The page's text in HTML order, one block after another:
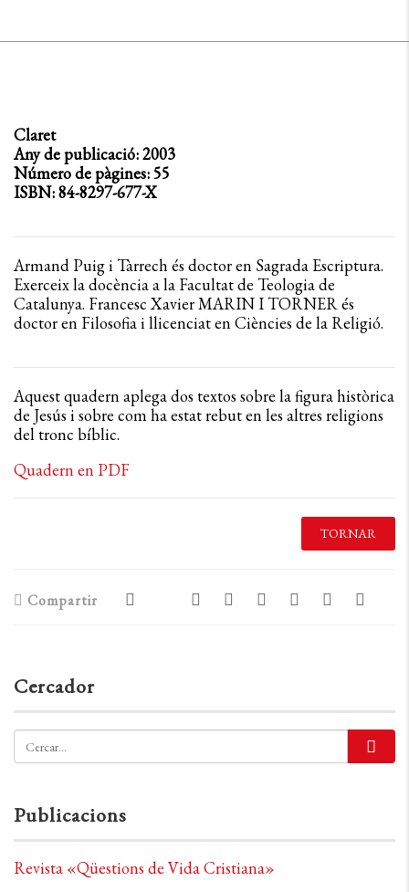
Claret
Any de publicació: 2003
Número de pàgines: 55
ISBN: 84-8297-677-X
Armand Puig i Tàrrech és doctor en Sagrada Escriptura.
Exerceix la docència a la Facultat de Teologia de
Catalunya. Francesc Xavier MARIN I TORNER és
doctor en Filosofia i llicenciat en Ciències de la Religió.
Aquest quadern aplega dos textos sobre la figura històrica
de Jesús i sobre com ha estat rebut en les altres religions
del tronc bíblic.
Quadern en PDF
TORNAR
Compartir
Cercador
Publicacions
Revista «Qüestions de Vida Cristiana»